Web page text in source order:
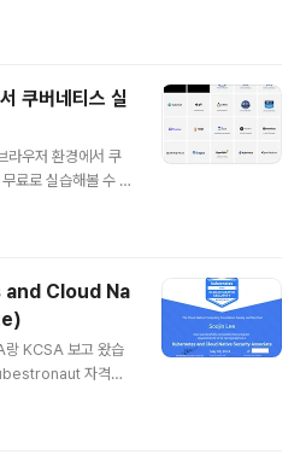
행사 후기 들
트 분석 플랫폼을 구
보았습니다.발표 :
유럽 GSR(General
체 규제 표준을 강
0 달성'이라는 챌린
큰 상황에서..
쿠버네티스 실
우저 환경에서 쿠
료로 실습해볼 수 있
소스들을 웹브라우
경을 구성할 수
를 공유드립니다.- C
creator
killercoda.co
and Cloud Na
KCSA 보고 왔습
자격요
certi